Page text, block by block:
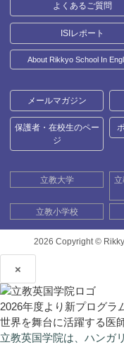
よくあるご質問
ISIレポート
About Rikkyo School In
メールマガジン
保護者・在校生のペー
ジ
立教大学
立教小学校
2026 Copyright ©
×
2026年度より新プログラ
世界を舞台に活躍する医師
立教英国学院は、ハンガ